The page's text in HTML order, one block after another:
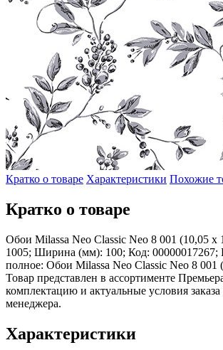
Кратко о товаре Характеристики Похожие
Кратко о товаре
Обои Milassa Neo Classic Neo 8 001 (10,05
1005; Ширина (мм): 100; Код: 00000017267;
полное: Обои Milassa Neo Classic Neo 8 001
Товар представлен в ассортименте
комплектацию и актуальные условия заказа
менеджера.
Характеристики